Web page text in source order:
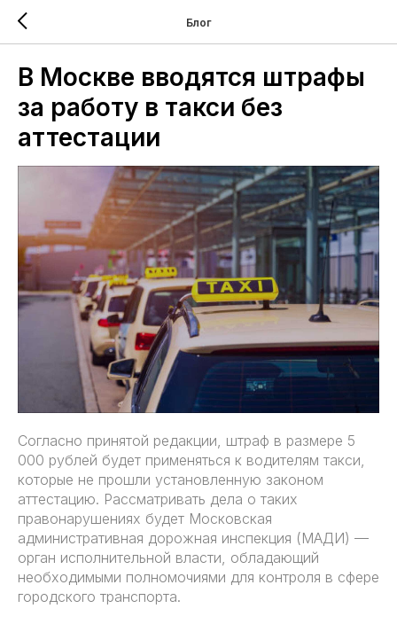
Блог
В Москве вводятся штрафы
за работу в такси без
аттестации
Согласно принятой редакции, штраф в размере 5
000 рублей будет применяться к водителям такси,
которые не прошли установленную законом
аттестацию. Рассматривать дела о таких
правонарушениях будет Московская
административная дорожная инспекция (МАДИ) —
орган исполнительной власти, обладающий
необходимыми полномочиями для контроля в сфере
городского транспорта.